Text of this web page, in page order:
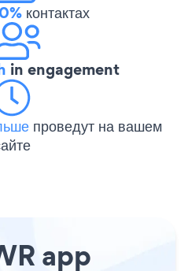
контактах
in engagement
проведут на вашем
app